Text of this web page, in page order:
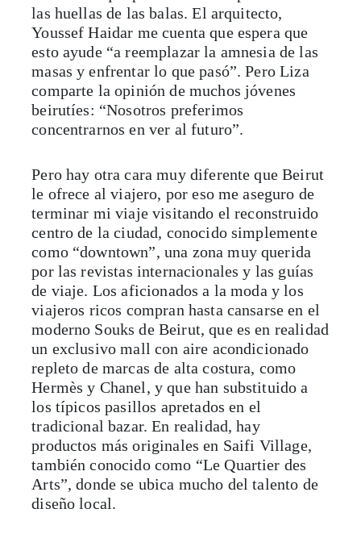
las huellas de las balas. El arquitecto,
Youssef Haidar me cuenta que espera que
esto ayude “a reemplazar la amnesia de las
masas y enfrentar lo que pasó”. Pero Liza
comparte la opinión de muchos jóvenes
beirutíes: “Nosotros preferimos
concentrarnos en ver al futuro”.
Pero hay otra cara muy diferente que Beirut
le ofrece al viajero, por eso me aseguro de
terminar mi viaje visitando el reconstruido
centro de la ciudad, conocido simplemente
como “downtown”, una zona muy querida
por las revistas internacionales y las guías
de viaje. Los aficionados a la moda y los
viajeros ricos compran hasta cansarse en el
moderno Souks de Beirut, que es en realidad
un exclusivo mall con aire acondicionado
repleto de marcas de alta costura, como
Hermès y Chanel, y que han substituido a
los típicos pasillos apretados en el
tradicional bazar. En realidad, hay
productos más originales en Saifi Village,
también conocido como “Le Quartier des
Arts”, donde se ubica mucho del talento de
diseño local.